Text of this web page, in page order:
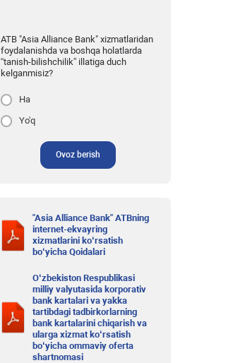
ATB "Asia Alliance Bank" xizmatlaridan
foydalanishda va boshqa holatlarda
“tanish-bilishchilik” illatiga duch
kelganmisiz?
Ha
Yo'q
Ovoz berish
"Asia Alliance Bank" ATBning
internet-ekvayring
xizmatlarini ko‘rsatish
bo‘yicha Qoidalari
O‘zbekiston Respublikasi
milliy valyutasida korporativ
bank kartalari va yakka
tartibdagi tadbirkorlarning
bank kartalarini chiqarish va
ularga xizmat ko‘rsatish
bo‘yicha ommaviy oferta
shartnomasi